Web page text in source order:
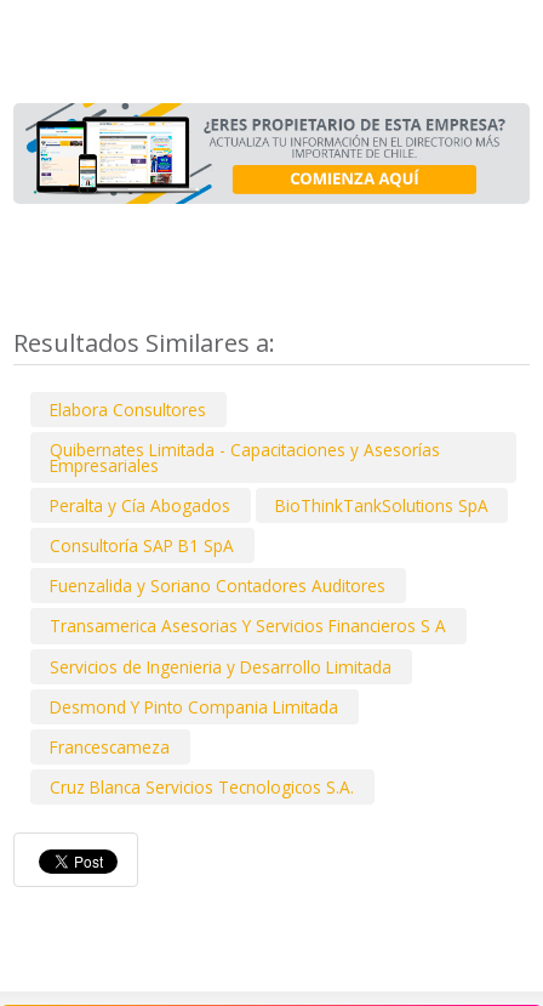
Resultados Similares a:
Elabora Consultores
Quibernates Limitada - Capacitaciones y Asesorías
Empresariales
Peralta y Cía Abogados
BioThinkTankSolutions SpA
Consultoría SAP B1 SpA
Fuenzalida y Soriano Contadores Auditores
Transamerica Asesorias Y Servicios Financieros S A
Servicios de Ingenieria y Desarrollo Limitada
Desmond Y Pinto Compania Limitada
Francescameza
Cruz Blanca Servicios Tecnologicos S.A.